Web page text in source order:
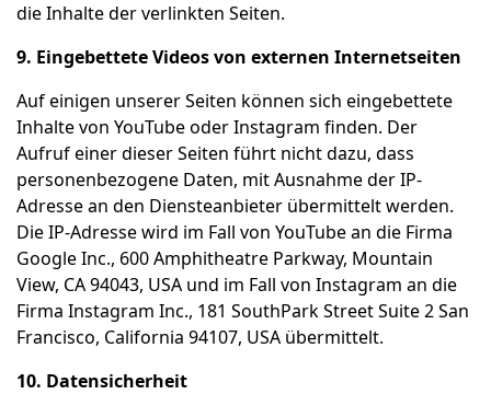
die Inhalte der verlinkten Seiten.
9. Eingebettete Videos von externen Internetseiten
Auf einigen unserer Seiten können sich eingebettete
Inhalte von YouTube oder Instagram finden. Der
Aufruf einer dieser Seiten führt nicht dazu, dass
personenbezogene Daten, mit Ausnahme der IP-
Adresse an den Diensteanbieter übermittelt werden.
Die IP-Adresse wird im Fall von YouTube an die Firma
Google Inc., 600 Amphitheatre Parkway, Mountain
View, CA 94043, USA und im Fall von Instagram an die
Firma Instagram Inc., 181 SouthPark Street Suite 2 San
Francisco, California 94107, USA übermittelt.
10. Datensicherheit